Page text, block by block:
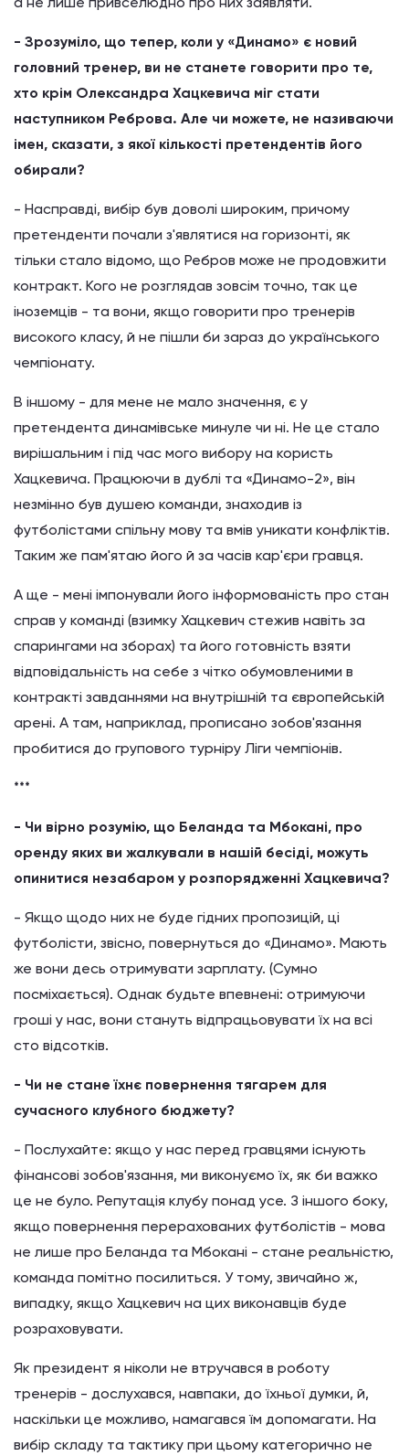
- Зрозуміло, що тепер, коли у «Динамо» є новий
головний тренер, ви не станете говорити про те,
хто крім Олександра Хацкевича міг стати
наступником Реброва. Але чи можете, не називаючи
імен, сказати, з якої кількості претендентів його
обирали?
- Насправді, вибір був доволі широким, причому
претенденти почали з'являтися на горизонті, як
тільки стало відомо, що Ребров може не продовжити
контракт. Кого не розглядав зовсім точно, так це
іноземців - та вони, якщо говорити про тренерів
високого класу, й не пішли би зараз до українського
чемпіонату.
В іншому - для мене не мало значення, є у
претендента динамівське минуле чи ні. Не це стало
вирішальним і під час мого вибору на користь
Хацкевича. Працюючи в дублі та «Динамо-2», він
незмінно був душею команди, знаходив із
футболістами спільну мову та вмів уникати конфліктів.
Таким же пам'ятаю його й за часів кар'єри гравця.
А ще - мені імпонували його інформованість про стан
справ у команді (взимку Хацкевич стежив навіть за
спарингами на зборах) та його готовність взяти
відповідальність на себе з чітко обумовленими в
контракті завданнями на внутрішній та європейській
арені. А там, наприклад, прописано зобов'язання
пробитися до групового турніру Ліги чемпіонів.
***
- Чи вірно розумію, що Беланда та Мбокані, про
оренду яких ви жалкували в нашій бесіді, можуть
опинитися незабаром у розпорядженні Хацкевича?
- Якщо щодо них не буде гідних пропозицій, ці
футболісти, звісно, повернуться до «Динамо». Мають
же вони десь отримувати зарплату. (Сумно
посміхається). Однак будьте впевнені: отримуючи
гроші у нас, вони стануть відпрацьовувати їх на всі
сто відсотків.
- Чи не стане їхнє повернення тягарем для
сучасного клубного бюджету?
- Послухайте: якщо у нас перед гравцями існують
фінансові зобов'язання, ми виконуємо їх, як би важко
це не було. Репутація клубу понад усе. З іншого боку,
якщо повернення перерахованих футболістів - мова
не лише про Беланда та Мбокані - стане реальністю,
команда помітно посилиться. У тому, звичайно ж,
випадку, якщо Хацкевич на цих виконавців буде
розраховувати.
Як президент я ніколи не втручався в роботу
тренерів - дослухався, навпаки, до їхньої думки, й,
наскільки це можливо, намагався їм допомагати. На
вибір складу та тактику при цьому категорично не